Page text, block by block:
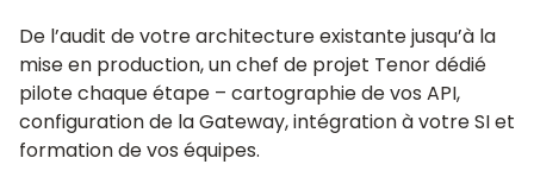
De l’audit de votre architecture existante jusqu’à la
mise en production, un chef de projet Tenor dédié
pilote chaque étape – cartographie de vos API,
configuration de la Gateway, intégration à votre SI et
formation de vos équipes.